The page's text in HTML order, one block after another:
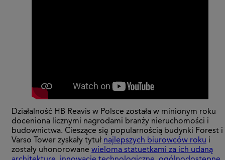
Działalność HB Reavis w Polsce została w minionym roku
doceniona licznymi nagrodami branży nieruchomości i
budownictwa. Cieszące się popularnością budynki Forest i
Varso Tower zyskały tytuł najlepszych biurowców roku i
zostały uhonorowane wieloma statuetkami za ich udaną